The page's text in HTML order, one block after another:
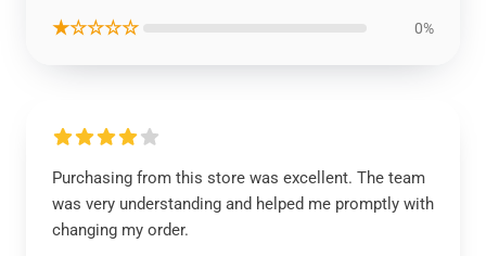
★☆☆☆☆ 0%
Purchasing from this store was excellent. The team
was very understanding and helped me promptly with
changing my order.